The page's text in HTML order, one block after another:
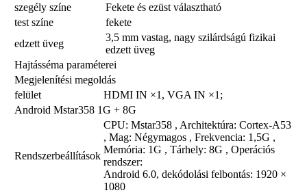
szegély színe
Fekete és ezüst választható
test színe
fekete
edzett üveg
3,5 mm vastag, nagy szilárdságú fizikai
edzett üveg
Hajtásséma paraméterei
Megjelenítési megoldás
felület
HDMI IN ×1, VGA IN ×1;
Android Mstar358 1G + 8G
Rendszerbeállítások
CPU: Mstar358 , Architektúra: Cortex-A53
, Mag: Négymagos , Frekvencia: 1,5G ,
Memória: 1G , Tárhely: 8G , Operációs
rendszer:
Android 6.0, dekódolási felbontás: 1920 ×
1080